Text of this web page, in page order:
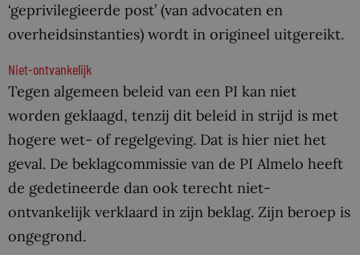
‘geprivilegieerde post’ (van advocaten en
overheidsinstanties) wordt in origineel uitgereikt.
Niet-ontvankelijk
Tegen algemeen beleid van een PI kan niet
worden geklaagd, tenzij dit beleid in strijd is met
hogere wet- of regelgeving. Dat is hier niet het
geval. De beklagcommissie van de PI Almelo heeft
de gedetineerde dan ook terecht niet-
ontvankelijk verklaard in zijn beklag. Zijn beroep is
ongegrond.